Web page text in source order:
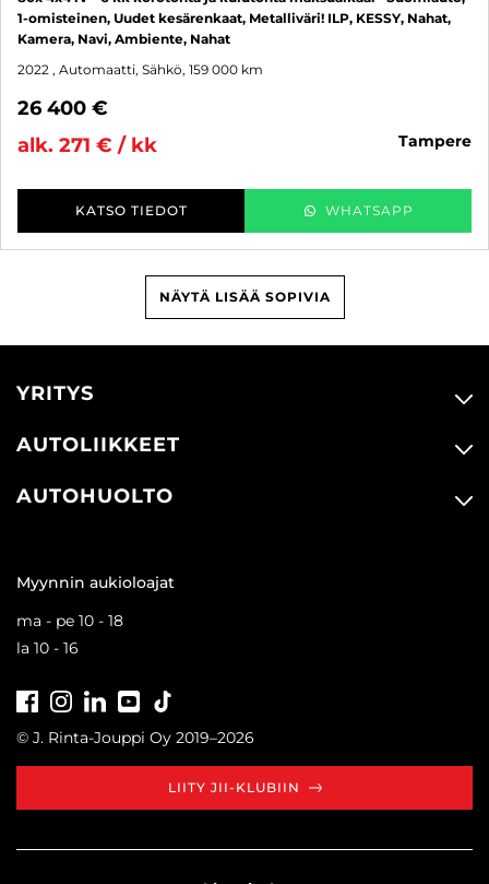
1-omisteinen, Uudet kesärenkaat, Metalliväri! ILP, KESSY, Nahat,
Kamera, Navi, Ambiente, Nahat
2022 , Automaatti, Sähkö, 159 000 km
26 400 €
alk. 271 € / kk
tampere
KATSO TIEDOT WHATSAPP
NÄYTÄ LISÄÄ SOPIVIA
YRITYS
AUTOLIIKKEET
AUTOHUOLTO
Myynnin aukioloajat
ma - pe 10 - 18
la 10 - 16
FacebookInstagramLinkedInYoutube
© J. Rinta-Jouppi Oy 2019–2026
LIITY JII-KLUBIIN